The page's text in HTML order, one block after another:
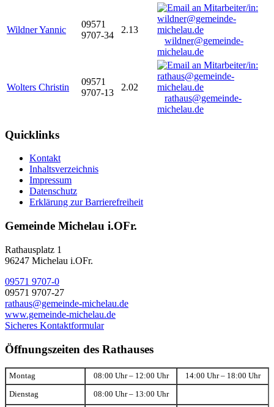
Wildner Yannic
09571
9707-34
2.13
wildner@gemeinde-
michelau.de
Wolters Christin
09571
9707-13
2.02
rathaus@gemeinde-
michelau.de
Quicklinks
Kontakt
Inhaltsverzeichnis
Impressum
Datenschutz
Erklärung zur Barrierefreiheit
Gemeinde Michelau i.OFr.
Rathausplatz 1
96247 Michelau i.OFr.
09571 9707-0
09571 9707-27
rathaus@gemeinde-michelau.de
www.gemeinde-michelau.de
Sicheres Kontaktformular
Öffnungszeiten des Rathauses
Montag 08:00 Uhr – 12:00 Uhr 14:00 Uhr – 18:00 Uhr
Dienstag 08:00 Uhr – 13:00 Uhr